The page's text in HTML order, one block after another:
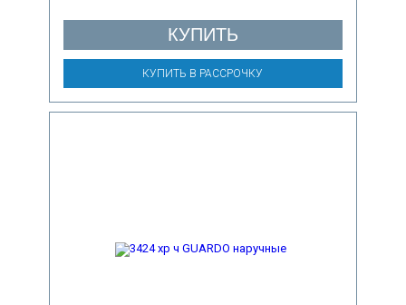
КУПИТЬ
КУПИТЬ В РАССРОЧКУ